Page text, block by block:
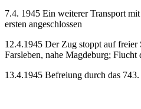
7.4. 1945 Ein weiterer Transport
ersten angeschlossen
12.4.1945 Der Zug stoppt auf freier
Farsleben, nahe Magdeburg; Flucht
13.4.1945 Befreiung durch das